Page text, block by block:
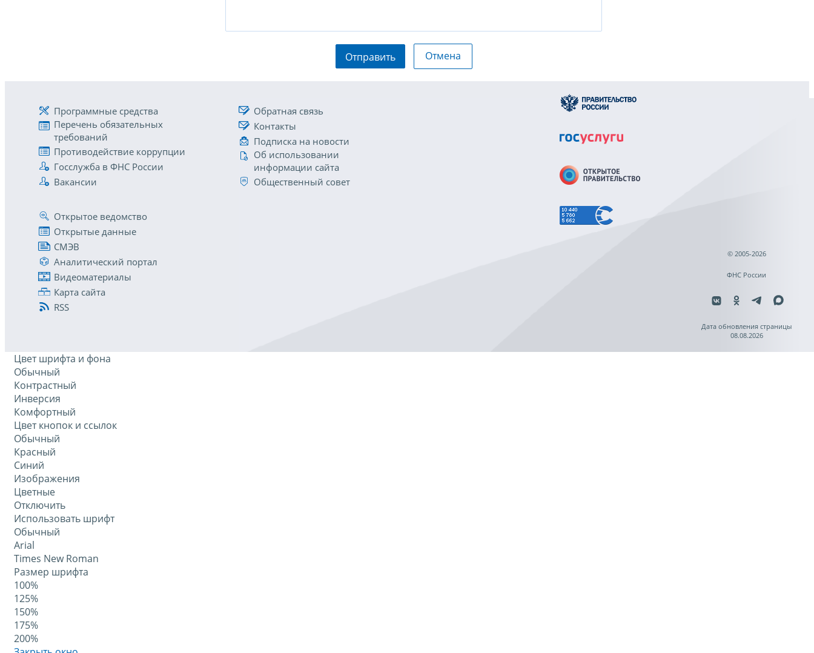
Отправить Отмена
Программные средства
Перечень обязательных
требований
Противодействие коррупции
Госслужба в ФНС России
Вакансии
Обратная связь
Контакты
Подписка на новости
Об использовании
информации сайта
Общественный совет
Открытое ведомство
Открытые данные
СМЭВ
Аналитический портал
Видеоматериалы
Карта сайта
RSS
© 2005-2026
ФНС России
Дата обновления страницы
08.08.2026
Цвет шрифта и фона
Обычный
Контрастный
Инверсия
Комфортный
Цвет кнопок и ссылок
Обычный
Красный
Синий
Изображения
Цветные
Отключить
Использовать шрифт
Обычный
Arial
Times New Roman
Размер шрифта
100%
125%
150%
175%
200%